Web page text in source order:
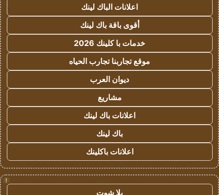
اعلانات الباك لينك
أقوى باقة باك لينك
خدمات با كلينك 2026
موقع تجاربنا تجارب الحياه
ديوان العرب
مشاريع
اعلانات باك لينك
باك لينك
اعلانات باكلينك
!
يلا شوت